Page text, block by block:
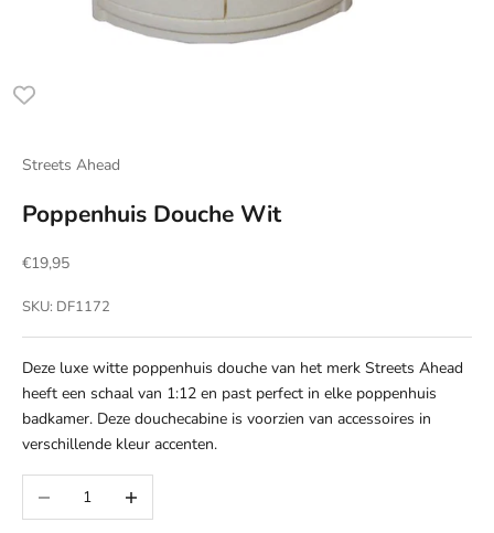
Streets Ahead
Poppenhuis Douche Wit
Aanbiedingsprijs
€19,95
SKU: DF1172
Deze luxe witte poppenhuis douche van het merk Streets Ahead
heeft een schaal van 1:12 en past perfect in elke poppenhuis
badkamer. Deze douchecabine is voorzien van accessoires in
verschillende kleur accenten.
Aantal verlagenAantal verhogen